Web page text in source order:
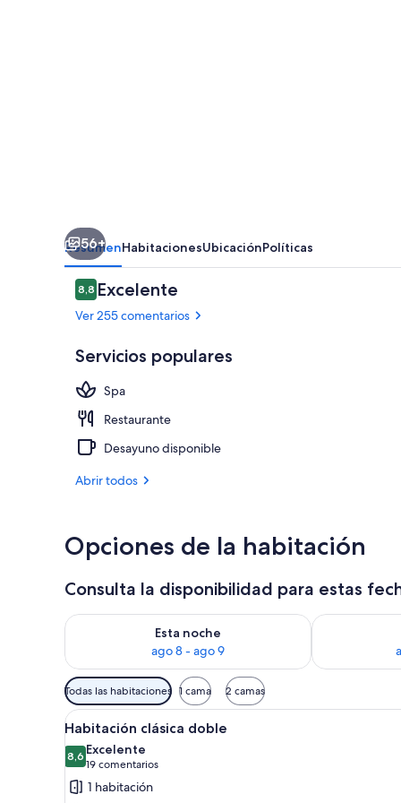
56+
ResumenHabitacionesUbicaciónPolíticas
Comentarios
8,88,8 de 10
Excelente
Ver 255 comentarios
Servicios populares
Spa
Restaurante
Desayuno disponible
Abrir todos
Opciones de la habitación
Consulta la disponibilidad para estas
Esta noche
ago 8 - ago 9
Consulta la disponibilidad para esta noche, ago 8 -
Consulta la
Filtros
disponibles
para
las
habitaciones
Todas las habitaciones 1 cama 2 camas
Abrir
todas
las
fotos
Una habitación de hotel
5
Habitación clásica doble
8,68,6 de 10
Excelente
19 comentarios
(19 comentarios)
1 habitación